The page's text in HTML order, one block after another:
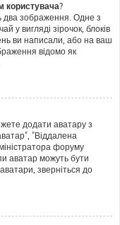
користувача?
два зображення. Одне з
у вигляді зірочок, блоків
ви написали, або на ваш
відомо як
додати аватару з
"Віддалена
форуму
аватар можуть бути
зверніться до